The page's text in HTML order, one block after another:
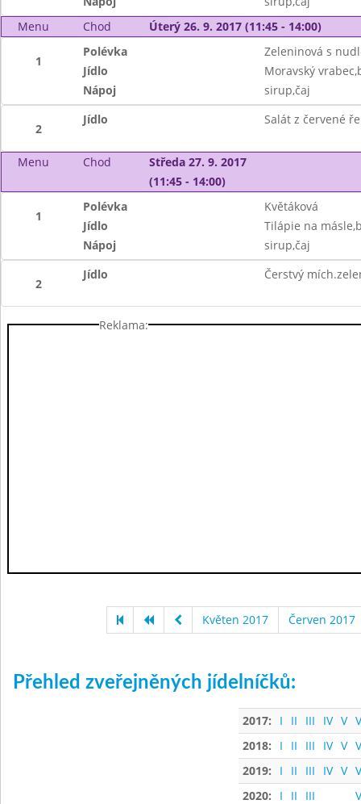
Menu
Chod Úterý 26. 9. 2017 (11:45 - 14:00)
1
Polévka
Zeleninová s
Jídlo
Moravský
Nápoj
sirup,čaj
2
Jídlo Salát z červené
Menu Chod
Středa 27. 9. 2017
(11:45 - 14:00)
1
Polévka
Květáková
Jídlo
Tilápie na
Nápoj
sirup,čaj
2
Jídlo Čerstvý
Reklama:
Květen 2017 Červen 2017
Přehled zveřejněných jídelníčků:
2017: I II III IV V
2018:
I II III IV V
2019:
I II III IV V
2020:
I II III